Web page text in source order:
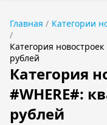
Главная
Категории
Категория
рублей
Категория
#WHERE#:
рублей